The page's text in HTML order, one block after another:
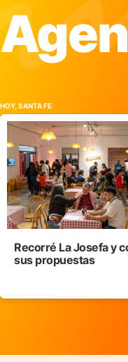
HOY, SANTA FE
Recorré La Josefa y
sus propuestas